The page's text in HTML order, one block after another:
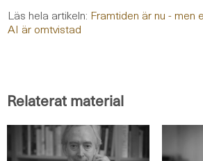
Läs hela artikeln: Framtiden är nu - men
AI är omtvistad
Relaterat material